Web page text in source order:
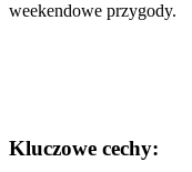
weekendowe przygody.
Kluczowe cechy: